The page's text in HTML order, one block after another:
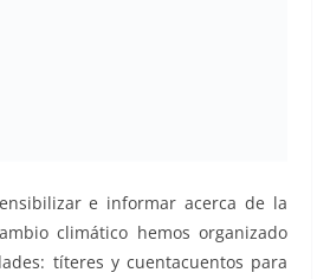
e informar acerca de la
climático hemos organizado
títeres y cuentacuentos para